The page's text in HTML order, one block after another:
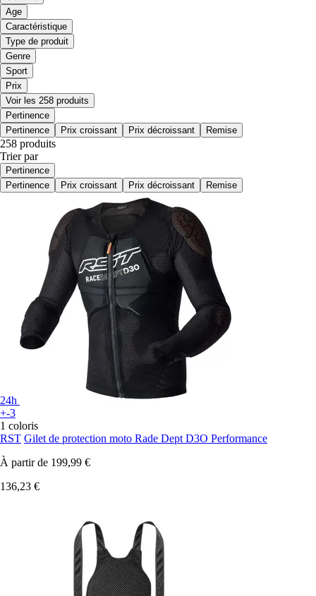
Age
Caractéristique
Type de produit
Genre
Sport
Prix
Voir les 258 produits
Pertinence
Pertinence
Prix croissant Prix décroissant Remise
258 produits
Trier par
Pertinence
Pertinence
Prix croissant Prix décroissant Remise
24h
+-3
1 coloris
RST Gilet de protection moto Rade Dept D3O Performance
À partir de 199,99 €
136,23 €